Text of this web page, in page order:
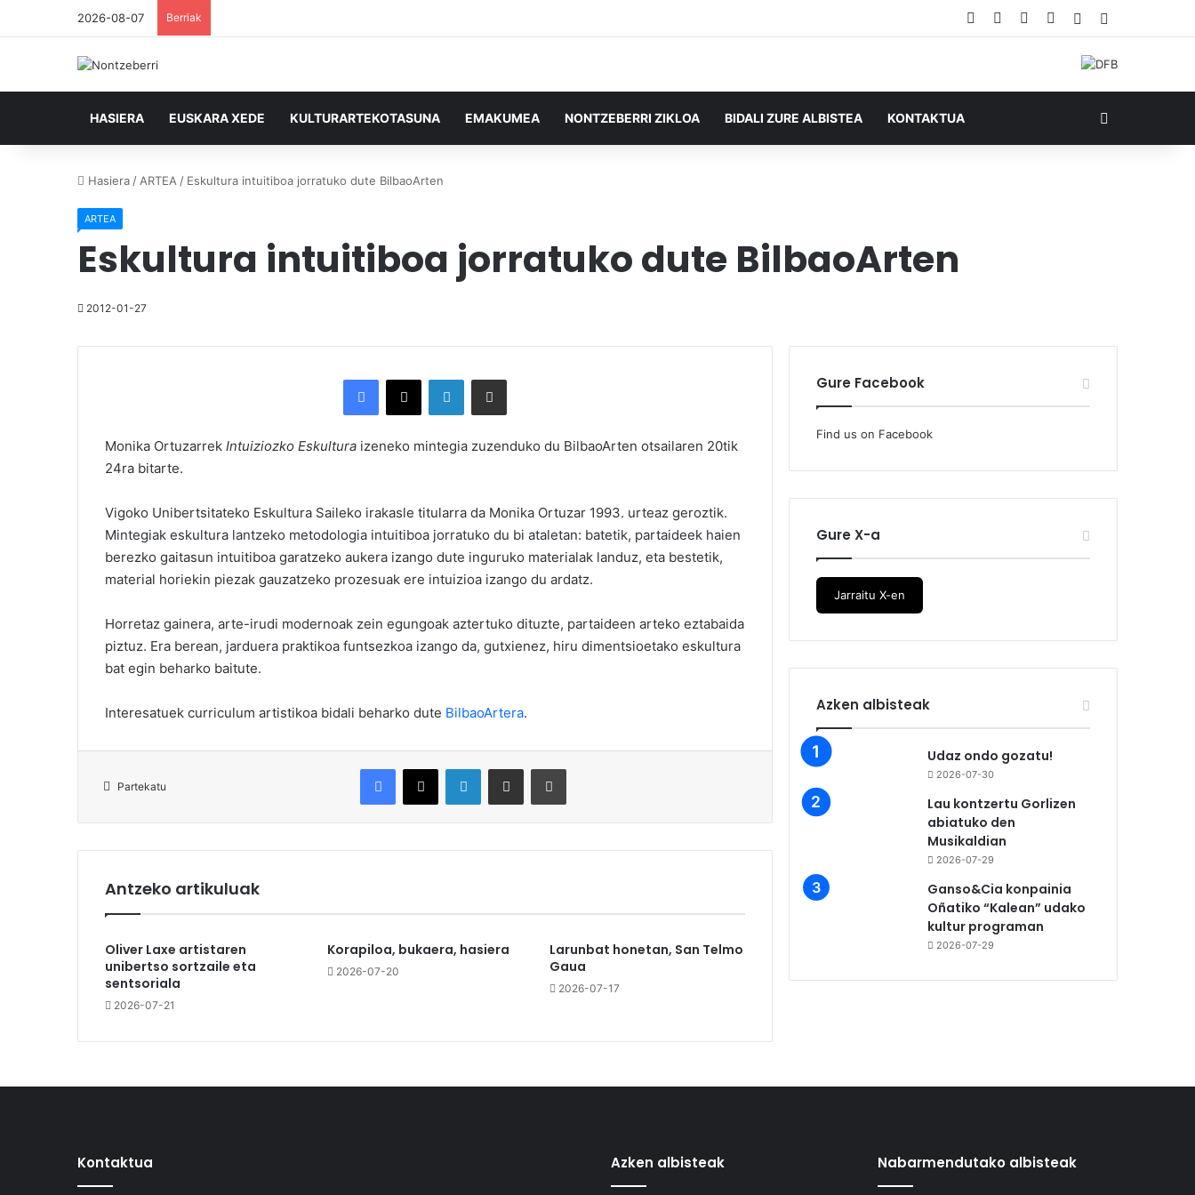
2026-08-07 Berriak Facebook YouTube
RSS Ausazko
HASIERA EUSKARA XEDE KULTURARTEKOTASUNA EMAKUMEA NONTZEBERRI ZIKLOA BIDALI ZURE ALBISTEA KONTAKTUA
Hasiera / ARTEA / Eskultura intuitiboa jorratuko dute BilbaoArten
ARTEA
Eskultura intuitiboa jorratuko dute BilbaoArten
2012-01-27
Monika Ortuzarrek Intuiziozko Eskultura izeneko mintegia zuzenduko du BilbaoArten otsailaren 20tik
24ra bitarte.
Vigoko Unibertsitateko Eskultura Saileko irakasle titularra da Monika Ortuzar 1993. urteaz geroztik.
Mintegiak eskultura lantzeko metodologia intuitiboa jorratuko du bi ataletan: batetik, partaideek haien
berezko gaitasun intuitiboa garatzeko aukera izango dute inguruko materialak landuz, eta bestetik,
material horiekin piezak gauzatzeko prozesuak ere intuizioa izango du ardatz.
Horretaz gainera, arte-irudi modernoak zein egungoak aztertuko dituzte, partaideen arteko eztabaida
piztuz. Era berean, jarduera praktikoa funtsezkoa izango da, gutxienez, hiru dimentsioetako eskultura
bat egin beharko baitute.
Interesatuek curriculum artistikoa bidali beharko dute BilbaoArtera.
Partekatu
Antzeko artikuluak
Oliver Laxe artistaren
unibertso sortzaile eta
sentsoriala
2026-07-21
Korapiloa, bukaera, hasiera
2026-07-20
Larunbat honetan, San Telmo
Gaua
2026-07-17
Gure Facebook
Find us on Facebook
Gure X-a
Jarraitu X-en
Azken albisteak
Udaz ondo gozatu!
2026-07-30
Lau kontzertu Gorlizen
abiatuko den
Musikaldian
2026-07-29
Ganso&Cia konpainia
Oñatiko “Kalean” udako
kultur programan
2026-07-29
Kontaktua Azken albisteak Nabarmendutako albisteak